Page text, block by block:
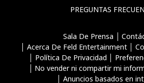
PREGUNTAS
Sala De Prensa
Acerca De Feld Entertainment
Política De Privacidad
No vender ni compartir mi
Anuncios basados en